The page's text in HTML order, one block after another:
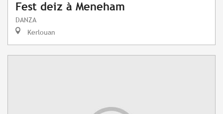
Fest deiz à Meneham
DANZA
Kerlouan